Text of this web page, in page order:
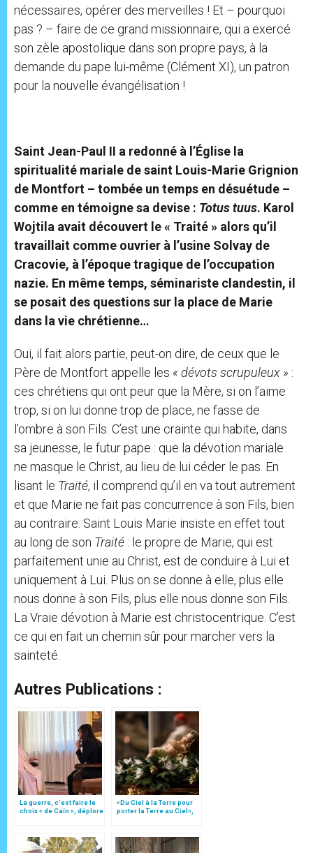
nécessaires, opérer des merveilles ! Et – pourquoi
pas ? – faire de ce grand missionnaire, qui a exercé
son zèle apostolique dans son propre pays, à la
demande du pape lui-même (Clément XI), un patron
pour la nouvelle évangélisation !
Saint Jean-Paul II a redonné à l’Église la
spiritualité mariale de saint Louis-Marie Grignion
de Montfort – tombée un temps en désuétude –
comme en témoigne sa devise : Totus tuus. Karol
Wojtila avait découvert le « Traité » alors qu’il
travaillait comme ouvrier à l’usine Solvay de
Cracovie, à l’époque tragique de l’occupation
nazie. En même temps, séminariste clandestin, il
se posait des questions sur la place de Marie
dans la vie chrétienne…
Oui, il fait alors partie, peut-on dire, de ceux que le
Père de Montfort appelle les « dévots scrupuleux » :
ces chrétiens qui ont peur que la Mère, si on l’aime
trop, si on lui donne trop de place, ne fasse de
l’ombre à son Fils. C’est une crainte qui habite, dans
sa jeunesse, le futur pape : que la dévotion mariale
ne masque le Christ, au lieu de lui céder le pas. En
lisant le Traité, il comprend qu’il en va tout autrement
et que Marie ne fait pas concurrence à son Fils, bien
au contraire. Saint Louis Marie insiste en effet tout
au long de son Traité : le propre de Marie, qui est
parfaitement unie au Christ, est de conduire à Lui et
uniquement à Lui. Plus on se donne à elle, plus elle
nous donne à son Fils, plus elle nous donne son Fils.
La Vraie dévotion à Marie est christocentrique. C’est
ce qui en fait un chemin sûr pour marcher vers la
sainteté.
Autres Publications :
La guerre, c’est faire le
choix « de Caïn », déplore
«Du Ciel à la Terre pour
porter la Terre au Ciel»,